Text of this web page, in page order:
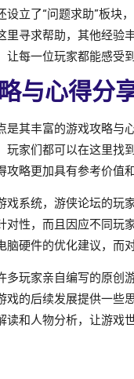
设立了“问题求助”板块
里寻求帮助，其他经验
让每一位玩家都能感受
与心得分
是其丰富的游戏攻略与
玩家们都可以在这里找
略更加具有参考价值和
戏系统，游侠论坛的玩
对性，而且因应不同玩
脑硬件的优化建议，而
多玩家亲自编写的原创
戏的后续发展提供一些
和人物分析，让游戏